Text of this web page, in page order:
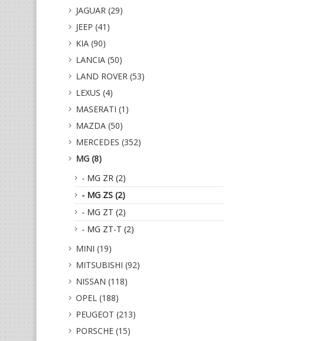
JAGUAR (29)
JEEP (41)
KIA (90)
LANCIA (50)
LAND ROVER (53)
LEXUS (4)
MASERATI (1)
MAZDA (50)
MERCEDES (352)
MG (8)
- MG ZR (2)
- MG ZS (2)
- MG ZT (2)
- MG ZT-T (2)
MINI (19)
MITSUBISHI (92)
NISSAN (118)
OPEL (188)
PEUGEOT (213)
PORSCHE (15)